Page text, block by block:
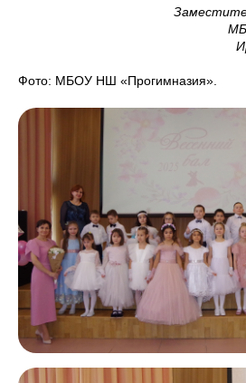
Фото: МБОУ НШ «Прогимназия».